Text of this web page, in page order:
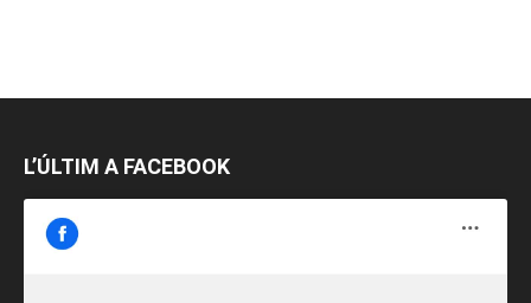
L’ÚLTIM A FACEBOOK